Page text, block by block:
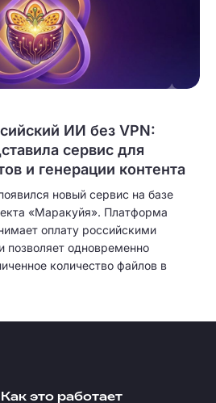
ИИ без VPN:
сервис для
и генерации контента
новый сервис на базе
«Маракуйя». Платформа
оплату российскими
позволяет одновременно
количество файлов в
Как это работает